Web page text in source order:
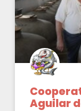
Aguilar